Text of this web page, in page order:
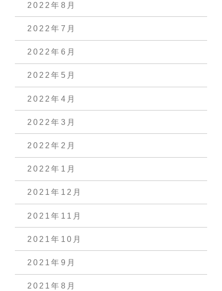
2022年8月
2022年7月
2022年6月
2022年5月
2022年4月
2022年3月
2022年2月
2022年1月
2021年12月
2021年11月
2021年10月
2021年9月
2021年8月